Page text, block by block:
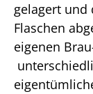
gelagert und
Flaschen
eigenen